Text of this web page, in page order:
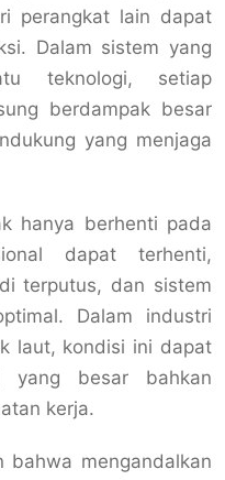
perangkat lain dapat
Dalam sistem yang
teknologi, setiap
berdampak besar
yang menjaga
hanya berhenti pada
dapat terhenti,
terputus, dan sistem
Dalam industri
laut, kondisi ini dapat
yang besar bahkan
kerja.
bahwa mengandalkan